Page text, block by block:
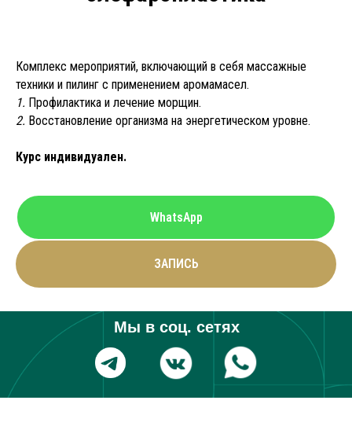
Комплекс мероприятий, включающий в себя массажные
техники и пилинг с применением аромамасел.
1. Профилактика и лечение морщин.
2. Восстановление организма на энергетическом уровне.
Курс индивидуален.
WhatsApp
ЗАПИСЬ
Мы в соц. сетях